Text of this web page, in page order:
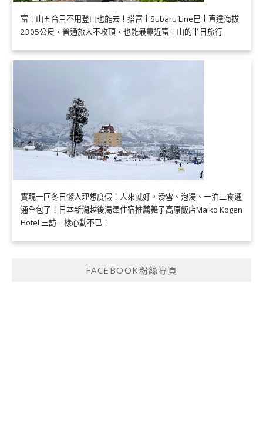
富士山五合目不用登山也能去！搭富士Subaru Line巴士直達海拔
2305公尺，普通旅人不攻頂，也能最靠近富士山的半日旅行
實現一回冬日懶人理想度假！人來就好，滑雪、泡湯、一泊二食通
通全包了！日本新潟越後湯澤住宿推薦舞子高原飯店Maiko Kogen
Hotel 三訪一樣心動不已！
FACEBOOK粉絲專頁